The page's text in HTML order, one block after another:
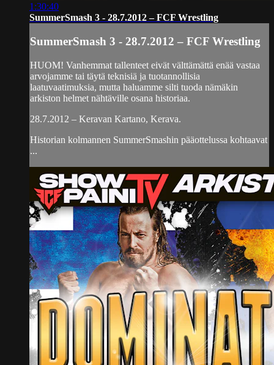
1:30:40
SummerSmash 3 - 28.7.2012 – FCF Wrestling
SummerSmash 3 - 28.7.2012 – FCF Wrestling
HUOM! Vanhemmat tallenteet eivät välttämättä enää vastaa
arvojamme tai täytä teknisiä ja tuotannollisia
laatuvaatimuksia, mutta haluamme silti tuoda nämäkin
arkiston helmet nähtäville osana historiaa.
28.7.2012 – Keravan Kartano, Kerava.
Historian kolmannen SummerSmashin pääottelussa kohtaavat
...